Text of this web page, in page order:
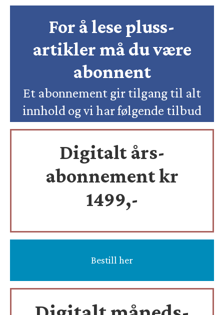
For å lese pluss-
artikler må du være
abonnent
Et abonnement gir tilgang til alt
innhold og vi har følgende tilbud
Digitalt års-
abonnement kr
1499,-
Bestill her